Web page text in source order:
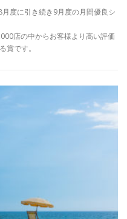
度に引き続き9月度の月間優良シ
店の中からお客様より高い評価
賞です。